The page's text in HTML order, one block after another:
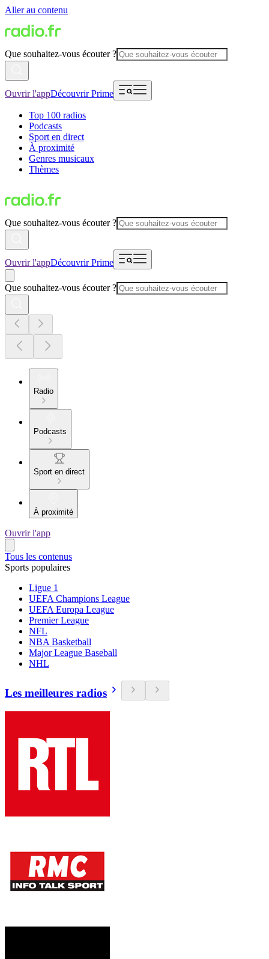
Aller au contenu
Que souhaitez-vous écouter ?
Ouvrir l'appDécouvrir Prime
Top 100 radios
Podcasts
Sport en direct
À proximité
Genres musicaux
Thèmes
Que souhaitez-vous écouter ?
Ouvrir l'appDécouvrir Prime
Que souhaitez-vous écouter ?
Radio
Podcasts
Sport en direct
À proximité
Ouvrir l'app
Tous les contenus
Sports populaires
Ligue 1
UEFA Champions League
UEFA Europa League
Premier League
NFL
NBA Basketball
Major League Baseball
NHL
Les meilleures radios